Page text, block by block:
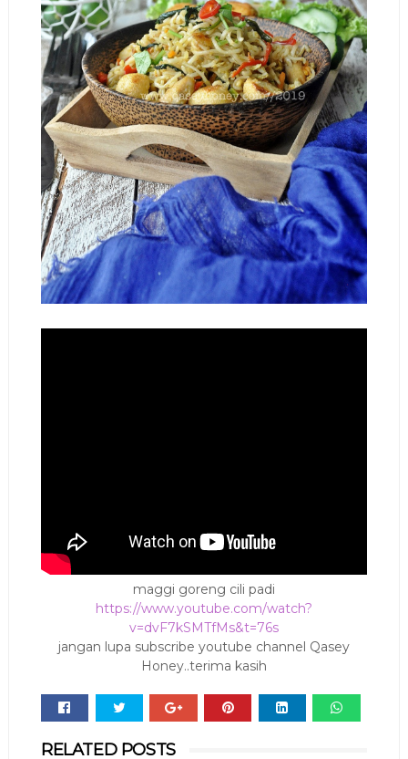
maggi goreng cili padi
https://www.youtube.com/watch?
v=dvF7kSMTfMs&t=76s
jangan lupa subscribe youtube channel Qasey
Honey..terima kasih
RELATED POSTS